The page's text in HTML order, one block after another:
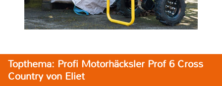
Topthema: Profi Motorhäcksler Prof 6 Cross
Country von Eliet